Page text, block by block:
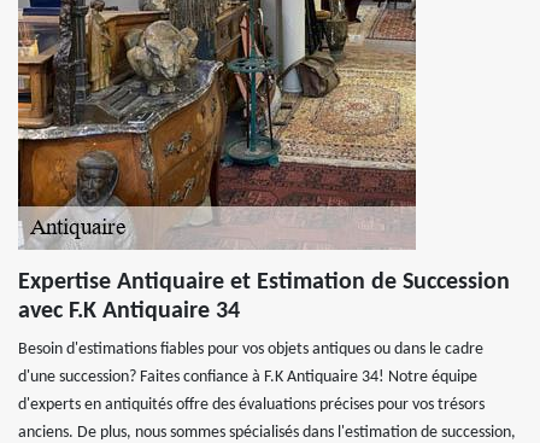
Expertise Antiquaire et Estimation de Succession
avec F.K Antiquaire 34
Besoin d'estimations fiables pour vos objets antiques ou dans le cadre
d'une succession? Faites confiance à F.K Antiquaire 34! Notre équipe
d'experts en antiquités offre des évaluations précises pour vos trésors
anciens. De plus, nous sommes spécialisés dans l'estimation de succession,